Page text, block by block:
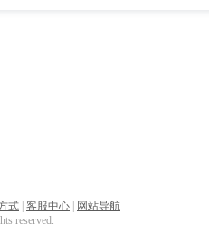
式 客服中心
网站导航
reserved.